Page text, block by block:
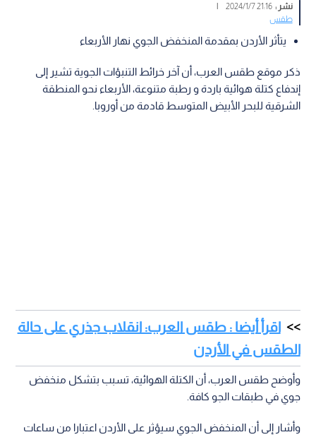
نشر :21:16 2024/1/7
|
طقس
يتأثر الأردن بمقدمة المنخفض الجوي نهار الأربعاء
ذكر موقع طقس العرب، أن آخر خرائط التنبؤات الجوية تشير إلى
إندفاع كتلة هوائية باردة و رطبة متنوعة، الأربعاء نحو المنطقة
الشرقية للبحر الأبيض المتوسط قادمة من أوروبا.
اقرأ أيضا : طقس العرب: انقلاب جذري على حالة
الطقس في الأردن
وأوضح طقس العرب، أن الكتلة الهوائية، تسبب بتشكل منخفض
جوي في طبقات الجو كافة.
وأشار إلى أن المنخفض الجوي سيؤثر على الأردن اعتبارا من ساعات